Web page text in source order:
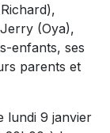
(Oya),
enfants, ses
parents et
lundi 9 janvier